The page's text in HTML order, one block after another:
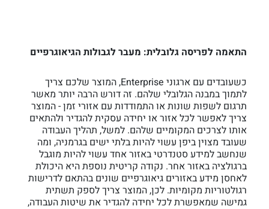
התאמה לפריסה גלובלית: מעבר לגבולות הגיאוגרפיים
כשעובדים עם ארגוני Enterprise, המוצר שלכם צריך
לתמוך במבנה הגלובלי שלהם. זה דורש הרבה יותר מאשר
תרגום לשפות שונות או התמודדות עם אזורי זמן - המוצר
צריך לאפשר לכל אזור או יחידה עסקית להגדיר ולהתאים
אותו לצרכים המקומיים שלהם. למשל, תהליך העבודה
שעובד מצוין ביפן עשוי להיות בלתי ישים בגרמניה, ומה
שנחשב למידע סטנדרטי באזור אחד עשוי להיות מוגבל
ברגולציה באזור אחר. נקודה קריטית נוספת היא היכולת
לאחסן מידע באזורים גיאוגרפיים שונים בהתאם לדרישות
רגולטוריות מקומיות. לכן, המוצר צריך לספק תשתית
גמישה שמאפשרת לכל יחידה להגדיר את שיטות העבודה,